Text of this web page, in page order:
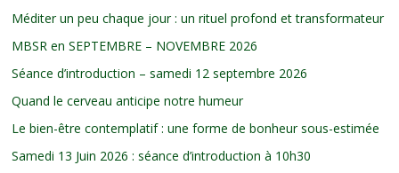
Méditer un peu chaque jour : un rituel profond et transformateur
MBSR en SEPTEMBRE – NOVEMBRE 2026
Séance d’introduction – samedi 12 septembre 2026
Quand le cerveau anticipe notre humeur
Le bien-être contemplatif : une forme de bonheur sous-estimée
Samedi 13 Juin 2026 : séance d’introduction à 10h30